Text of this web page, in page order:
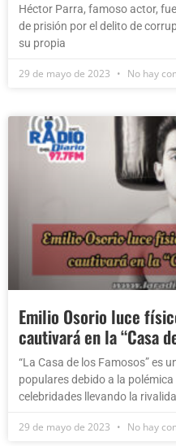
Héctor Parra, famoso actor,
de prisión por el delito de
su propia
29 de mayo de 2023 No hay
Emilio Osorio luce
cautivará en la “Casa
“La Casa de los Famosos” es
populares debido a la
celebridades llevando la
29 de mayo de 2023 No hay